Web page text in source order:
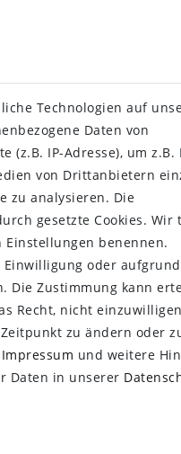
Technologien auf
Daten von
(z.B. IP-Adresse), um
von Drittanbietern
zu analysieren. Die
gesetzte Cookies. Wir
benennen.
oder
Die Zustimmung kann
Recht, nicht
zu ändern oder
Impressum und weitere
Daten in unserer